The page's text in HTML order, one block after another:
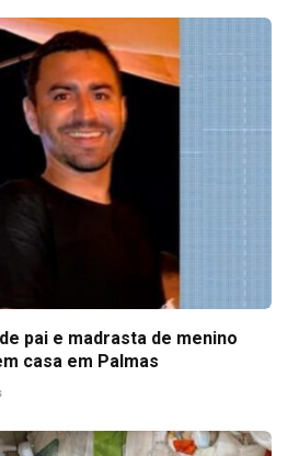
pai e madrasta de menino
casa em Palmas